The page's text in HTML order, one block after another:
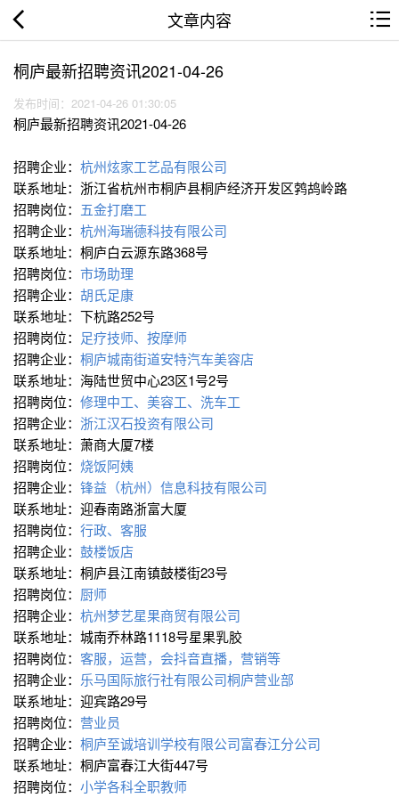
文章内容
桐庐最新招聘资讯2021-04-26
发布时间：2021-04-26 01:30:05
桐庐最新招聘资讯2021-04-26
招聘企业： 杭州炫家工艺品有限公司
联系地址：浙江省杭州市桐庐县桐庐经济开发区鹁鸪岭路
招聘岗位： 五金打磨工
招聘企业： 杭州海瑞德科技有限公司
联系地址：桐庐白云源东路368号
招聘岗位： 市场助理
招聘企业： 胡氏足康
联系地址：下杭路252号
招聘岗位： 足疗技师、按摩师
招聘企业： 桐庐城南街道安特汽车美容店
联系地址：海陆世贸中心23区1号2号
招聘岗位： 修理中工、美容工、洗车工
招聘企业： 浙江汉石投资有限公司
联系地址：萧商大厦7楼
招聘岗位： 烧饭阿姨
招聘企业： 锋益（杭州）信息科技有限公司
联系地址：迎春南路浙富大厦
招聘岗位： 行政、客服
招聘企业： 鼓楼饭店
联系地址：桐庐县江南镇鼓楼街23号
招聘岗位： 厨师
招聘企业： 杭州梦艺星果商贸有限公司
联系地址：城南乔林路1118号星果乳胶
招聘岗位： 客服，运营，会抖音直播，营销等
招聘企业： 乐马国际旅行社有限公司桐庐营业部
联系地址：迎宾路29号
招聘岗位： 营业员
招聘企业： 桐庐至诚培训学校有限公司富春江分公司
联系地址：桐庐富春江大街447号
招聘岗位： 小学各科全职教师